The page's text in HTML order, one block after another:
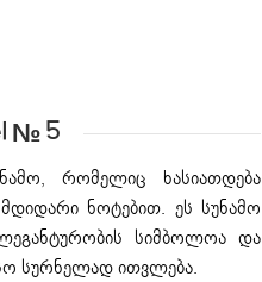
№ 5
რომელიც ხასიათდება
ნოტებით. ეს სუნამო
სიმბოლოა და
სურნელად ითვლება.